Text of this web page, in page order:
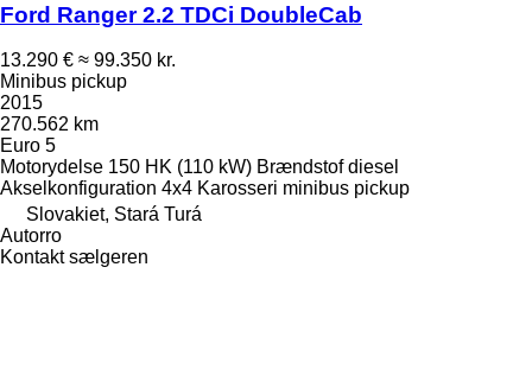
Ford Ranger 2.2 TDCi DoubleCab
13.290 € ≈ 99.350 kr.
Minibus pickup
2015
270.562 km
Euro 5
Motorydelse 150 HK (110 kW) Brændstof diesel
Akselkonfiguration 4x4 Karosseri minibus pickup
Slovakiet, Stará Turá
Autorro
Kontakt sælgeren